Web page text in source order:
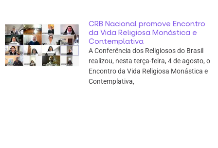
CRB Nacional promove Encontro
da Vida Religiosa Monástica e
Contemplativa
A Conferência dos Religiosos do Brasil
realizou, nesta terça-feira, 4 de agosto, o
Encontro da Vida Religiosa Monástica e
Contemplativa,